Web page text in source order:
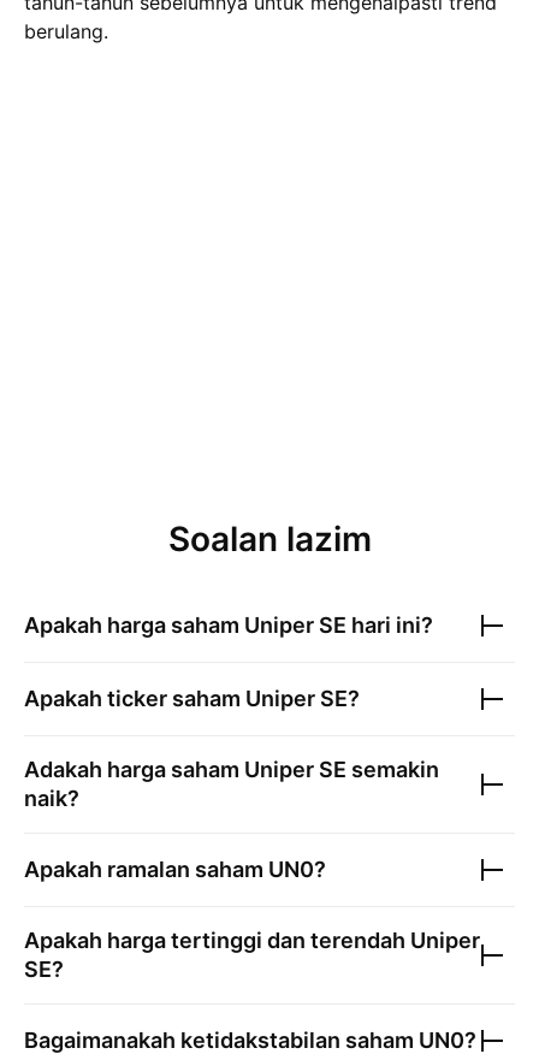
berulang.
Soalan lazim
Apakah harga saham Uniper SE hari ini?
Apakah ticker saham Uniper SE?
Adakah harga saham Uniper SE semakin
naik?
Apakah ramalan saham UN0?
Apakah harga tertinggi dan terendah Uniper
SE?
Bagaimanakah ketidakstabilan saham UN0?